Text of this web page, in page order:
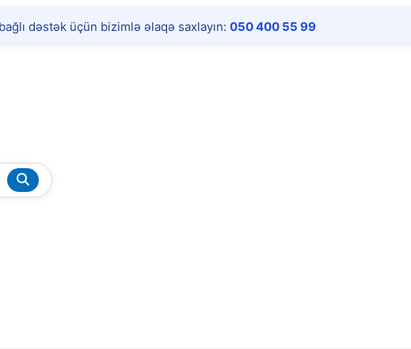
dəstək üçün bizimlə əlaqə saxlayın: 050 400 55 99